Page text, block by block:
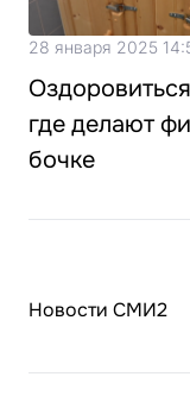
28 января 2025
где делают
бочке
Новости СМИ2